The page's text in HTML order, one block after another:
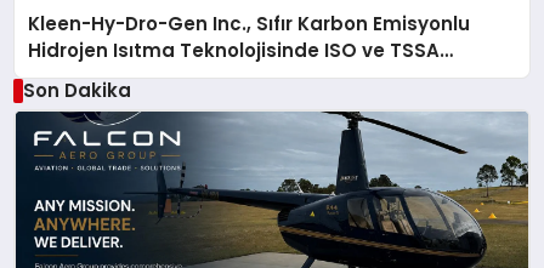
Kleen-Hy-Dro-Gen Inc., Sıfır Karbon Emisyonlu
Hidrojen Isıtma Teknolojisinde ISO ve TSSA
Düzenleyici Onaylarını Aldı
Son Dakika